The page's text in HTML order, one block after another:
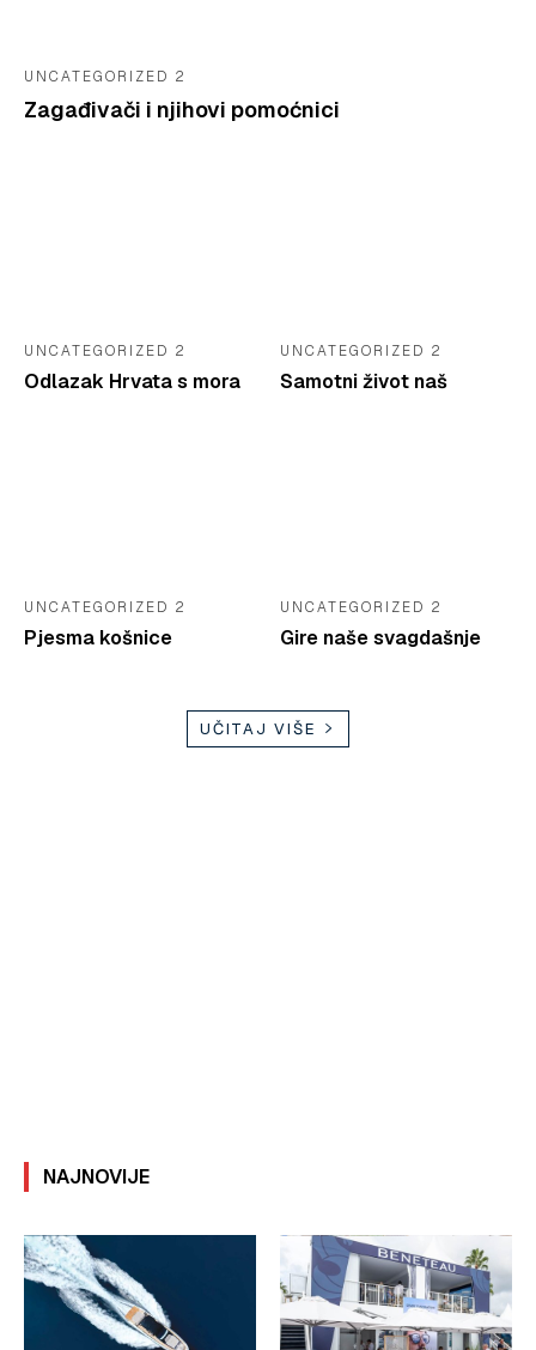
UNCATEGORIZED 2
Zagađivači i njihovi pomoćnici
UNCATEGORIZED 2
Odlazak Hrvata s mora
UNCATEGORIZED 2
Samotni život naš
UNCATEGORIZED 2
Pjesma košnice
UNCATEGORIZED 2
Gire naše svagdašnje
UČITAJ VIŠE
NAJNOVIJE